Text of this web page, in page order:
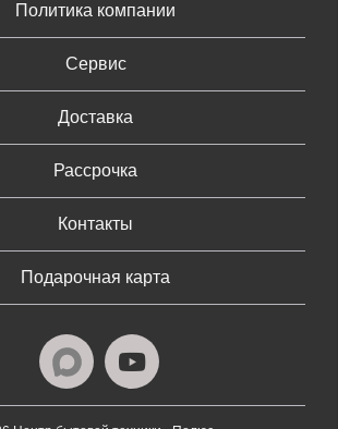
Политика компании
Сервис
Доставка
Рассрочка
Контакты
Подарочная карта